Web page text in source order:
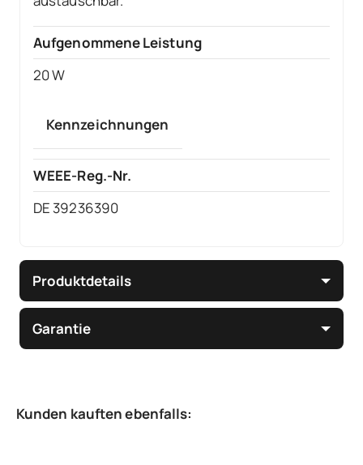
Aufgenommene Leistung
20 W
Kennzeichnungen
WEEE-Reg.-Nr.
DE 39236390
Produktdetails
Garantie